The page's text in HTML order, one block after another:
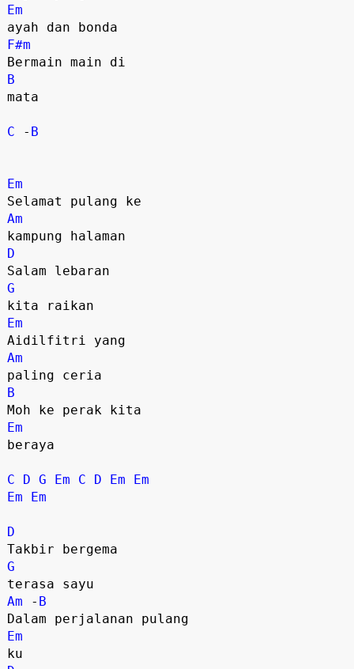
Em
F#m
B
mata
C - B
Em
Am
D
G
Em
Am
B
Em
beraya
C D G Em C D Em
Em
Em
Em
D
G
Am - B
Em